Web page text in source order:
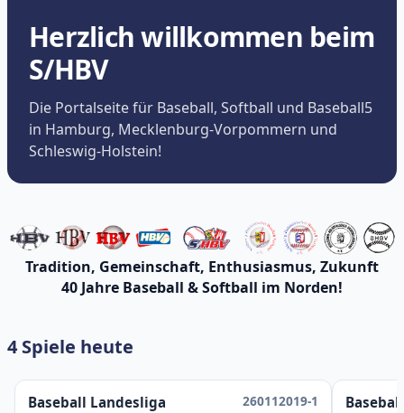
Herzlich willkommen beim
S/HBV
Die Portalseite für Baseball, Softball und Baseball5
in Hamburg, Mecklenburg-Vorpommern und
Schleswig-Holstein!
Tradition, Gemeinschaft, Enthusiasmus, Zukunft
40 Jahre Baseball & Softball im Norden!
4 Spiele heute
Baseball Landesliga
260112019-1